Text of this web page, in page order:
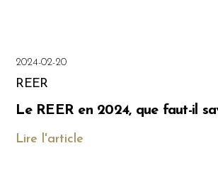
2024-02-20
REER
Le REER en 2024, que faut-il
Lire l'article